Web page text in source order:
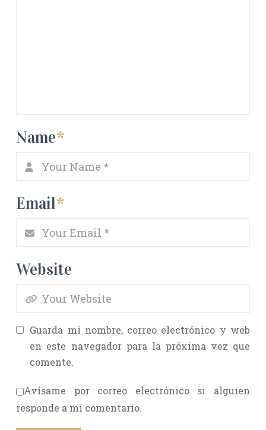
Name*
Email*
Website
Guarda mi nombre, correo electrónico y web
en este navegador para la próxima vez que
comente.
Avísame por correo electrónico si alguien
responde a mi comentario.